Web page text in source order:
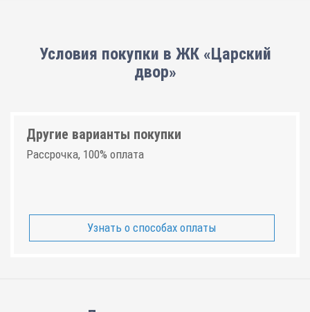
Условия покупки в ЖК «Царский
двор»
Другие варианты покупки
Рассрочка, 100% оплата
Узнать о способах оплаты